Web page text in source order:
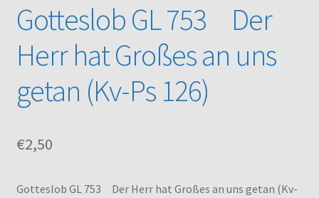
Über uns
Versand und Zahlungsbedingungen
Warenkorb
Gotteslob GL 753 Der
Herr hat Großes an uns
getan (Kv-Ps 126)
€2,50
Gotteslob GL 753 Der Herr hat Großes an uns getan (Kv-